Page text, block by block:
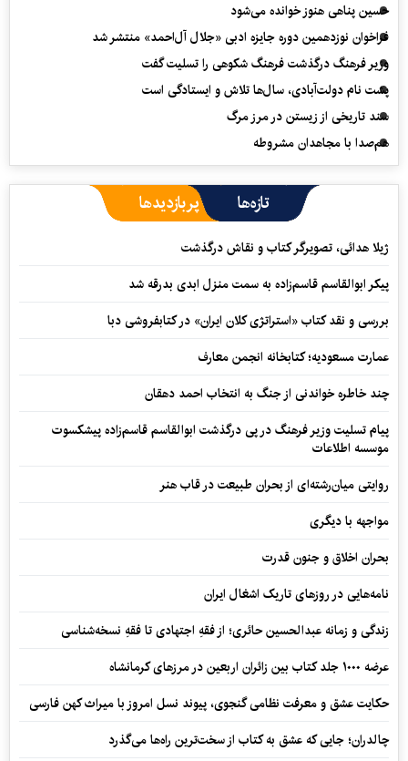
حسین پناهی هنوز خوانده می‌شود
فراخوان نوزدهمین دوره جایزه ادبی «جلال آل‌احمد» منتشر شد
وزیر فرهنگ درگذشت فرهنگ شکوهی را تسلیت گفت
پشت نام دولت‌آبادی، سال‌ها تلاش و ایستادگی است
سند تاریخی از زیستن در مرز مرگ
هم‌صدا با مجاهدان مشروطه
تازه‌ها پربازدیدها
ژیلا هدائی، تصویرگر کتاب و نقاش درگذشت
پیکر ابوالقاسم قاسم‌زاده به سمت منزل ابدی بدرقه شد
بررسی و نقد کتاب «استراتژی کلان ایران» در کتابفروشی دبا
عمارت مسعودیه؛ کتابخانه انجمن معارف
چند خاطره خواندنی از جنگ به انتخاب احمد دهقان
پیام تسلیت وزیر فرهنگ در پی درگذشت ابوالقاسم قاسم‌زاده پیشکسوت
موسسه اطلاعات
روایتی میان‌رشته‌ای از بحران طبیعت در قاب هنر
مواجهه با دیگری
بحران اخلاق و جنون قدرت
نامه‌هایی در روزهای تاریک اشغال ایران
زندگی و زمانه عبدالحسین حائری؛ از فقهِ اجتهادی تا فقهِ نسخه‌شناسی
عرضه ۱۰۰۰ جلد کتاب بین زائران اربعین در مرزهای کرمانشاه
حکایت عشق و معرفت نظامی گنجوی، پیوند نسل امروز با میراث کهن فارسی
چالدران؛ جایی که عشق به کتاب از سخت‌ترین راه‌ها می‌گذرد